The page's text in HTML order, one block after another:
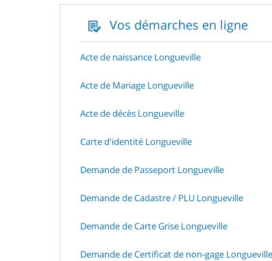
Vos démarches en ligne
Acte de naissance Longueville
Acte de Mariage Longueville
Acte de décès Longueville
Carte d'identité Longueville
Demande de Passeport Longueville
Demande de Cadastre / PLU Longueville
Demande de Carte Grise Longueville
Demande de Certificat de non-gage Longueville